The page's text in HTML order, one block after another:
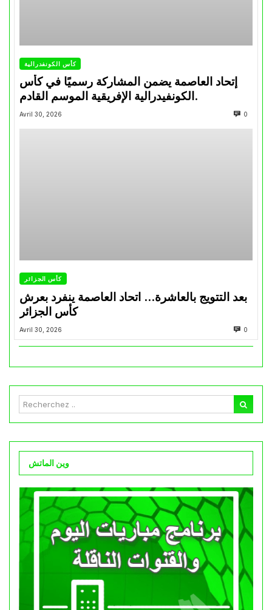
كأس الكونفدرالية
إتحاد العاصمة يضمن المشاركة رسميًا في كأس
الكونفيدرالية الإفريقية الموسم القادم.
Avril 30, 2026 0
كأس الجزائر
بعد التتويج بالعاشرة… اتحاد العاصمة ينفرد بعرش
كأس الجزائر
Avril 30, 2026 0
وين الماتش